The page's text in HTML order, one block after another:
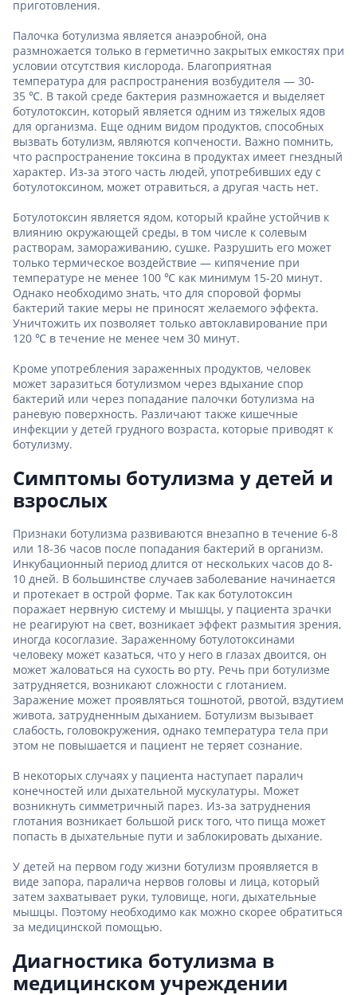
приготовления.
Палочка ботулизма является анаэробной, она
размножается только в герметично закрытых емкостях при
условии отсутствия кислорода. Благоприятная
температура для распространения возбудителя — 30-
35 ℃. В такой среде бактерия размножается и выделяет
ботулотоксин, который является одним из тяжелых ядов
для организма. Еще одним видом продуктов, способных
вызвать ботулизм, являются копчености. Важно помнить,
что распространение токсина в продуктах имеет гнездный
характер. Из-за этого часть людей, употребивших еду с
ботулотоксином, может отравиться, а другая часть нет.
Ботулотоксин является ядом, который крайне устойчив к
влиянию окружающей среды, в том числе к солевым
растворам, замораживанию, сушке. Разрушить его может
только термическое воздействие — кипячение при
температуре не менее 100 ℃ как минимум 15-20 минут.
Однако необходимо знать, что для споровой формы
бактерий такие меры не приносят желаемого эффекта.
Уничтожить их позволяет только автоклавирование при
120 ℃ в течение не менее чем 30 минут.
Кроме употребления зараженных продуктов, человек
может заразиться ботулизмом через вдыхание спор
бактерий или через попадание палочки ботулизма на
раневую поверхность. Различают также кишечные
инфекции у детей грудного возраста, которые приводят к
ботулизму.
Симптомы ботулизма у детей и
взрослых
Признаки ботулизма развиваются внезапно в течение 6-8
или 18-36 часов после попадания бактерий в организм.
Инкубационный период длится от нескольких часов до 8-
10 дней. В большинстве случаев заболевание начинается
и протекает в острой форме. Так как ботулотоксин
поражает нервную систему и мышцы, у пациента зрачки
не реагируют на свет, возникает эффект размытия зрения,
иногда косоглазие. Зараженному ботулотоксинами
человеку может казаться, что у него в глазах двоится, он
может жаловаться на сухость во рту. Речь при ботулизме
затрудняется, возникают сложности с глотанием.
Заражение может проявляться тошнотой, рвотой, вздутием
живота, затрудненным дыханием. Ботулизм вызывает
слабость, головокружения, однако температура тела при
этом не повышается и пациент не теряет сознание.
В некоторых случаях у пациента наступает паралич
конечностей или дыхательной мускулатуры. Может
возникнуть симметричный парез. Из-за затруднения
глотания возникает большой риск того, что пища может
попасть в дыхательные пути и заблокировать дыхание.
У детей на первом году жизни ботулизм проявляется в
виде запора, паралича нервов головы и лица, который
затем захватывает руки, туловище, ноги, дыхательные
мышцы. Поэтому необходимо как можно скорее обратиться
за медицинской помощью.
Диагностика ботулизма в
медицинском учреждении